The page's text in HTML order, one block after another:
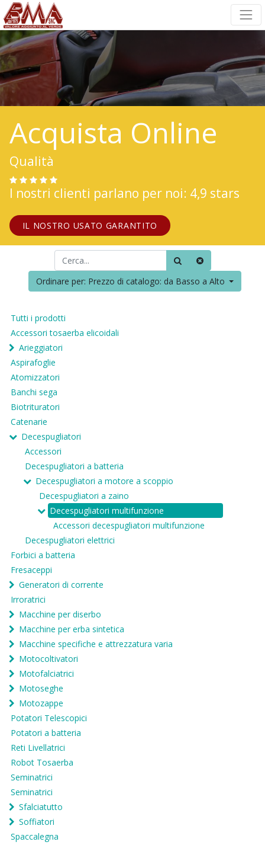
Acquista Online
Qualità
I nostri clienti parlano per noi: 4,9 stars
IL NOSTRO USATO GARANTITO
Ordinare per: Prezzo di catalogo: da Basso a Alto
Tutti i prodotti
Accessori tosaerba elicoidali
Arieggiatori
Aspirafoglie
Atomizzatori
Banchi sega
Biotrituratori
Catenarie
Decespugliatori
Accessori
Decespugliatori a batteria
Decespugliatori a motore a scoppio
Decespugliatori a zaino
Decespugliatori multifunzione
Accessori decespugliatori multifunzione
Decespugliatori elettrici
Forbici a batteria
Fresaceppi
Generatori di corrente
Irroratrici
Macchine per diserbo
Macchine per erba sintetica
Macchine specifiche e attrezzatura varia
Motocoltivatori
Motofalciatrici
Motoseghe
Motozappe
Potatori Telescopici
Potatori a batteria
Reti Livellatrici
Robot Tosaerba
Seminatrici
Seminatrici
Sfalciatutto
Soffiatori
Spaccalegna